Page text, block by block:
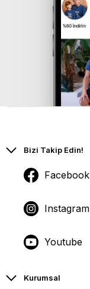
Bizi Takip Edin!
Facebook
Instagram
Youtube
Kurumsal